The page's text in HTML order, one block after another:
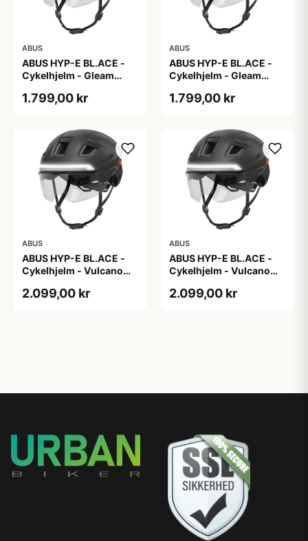
ABUS
ABUS HYP-E BL.ACE -
Cykelhjelm - Gleam
1.799,00 kr
ABUS
ABUS HYP-E BL.ACE -
Cykelhjelm - Gleam
1.799,00 kr
ABUS
ABUS HYP-E BL.ACE -
Cykelhjelm - Vulcano
2.099,00 kr
ABUS
ABUS HYP-E BL.ACE -
Cykelhjelm - Vulcano
2.099,00 kr